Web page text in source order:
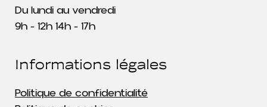
Du lundi au vendredi
9h - 12h 14h - 17h
Informations légales
Politique de confidentialité